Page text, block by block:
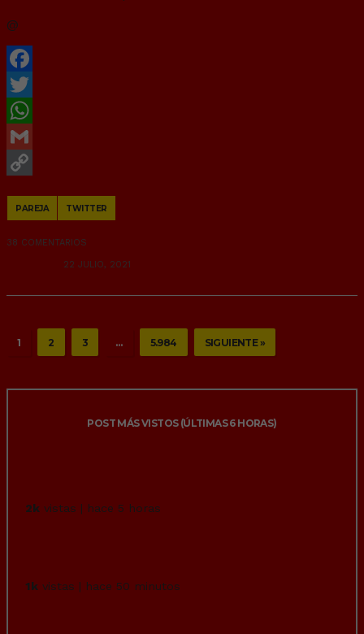
@
Facebook
Twitter
WhatsApp
Gmail
Link
PAREJA TWITTER
38 COMENTARIOS
22 JULIO, 2021
1 2 3 … 5.984 SIGUIENTE »
POST MÁS VISTOS (ÚLTIMAS 6 HORAS)
2kvistas | hace 5 horas
1kvistas | hace 50 minutos